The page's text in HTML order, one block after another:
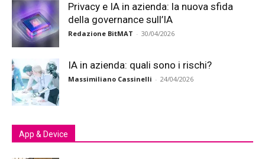
Privacy e IA in azienda: la nuova sfida
della governance sull’IA
Redazione BitMAT - 30/04/2026
IA in azienda: quali sono i rischi?
Massimiliano Cassinelli - 24/04/2026
App & Device